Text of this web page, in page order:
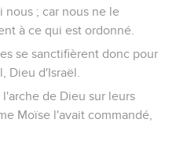
nous ; car nous ne le
à ce qui est ordonné.
se sanctifièrent donc pour
Dieu d'Israël.
de Dieu sur leurs
Moïse l'avait commandé,